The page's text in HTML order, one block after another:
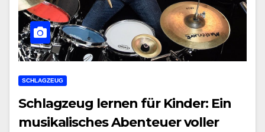
SCHLAGZEUG
Schlagzeug lernen für Kinder: Ein
musikalisches Abenteuer voller